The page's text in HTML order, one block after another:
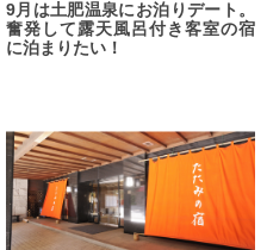
9月は土肥温泉にお泊りデート。
奮発して露天風呂付き客室の宿
に泊まりたい！